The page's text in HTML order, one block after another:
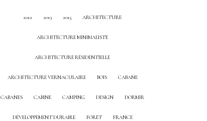
2012 2013 2015 ARCHITECTURE
ARCHITECTURE MINIMALISTE
ARCHITECTURE RÉSIDENTIELLE
ARCHITECTURE VERNACULAIRE BOIS CABANE
CABANES CABINE CAMPING DESIGN DORMIR
DÉVELOPPEMENT DURABLE FORÊT FRANCE